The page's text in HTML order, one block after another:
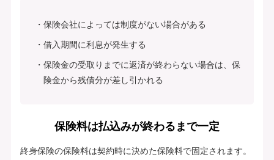
保険会社によっては制度がない場合がある
借入期間に利息が発生する
保険金の受取りまでに返済が終わらない場合は、保
険金から残債分が差し引かれる
保険料は払込みが終わるまで一定
終身保険の保険料は契約時に決めた保険料で固定されます。